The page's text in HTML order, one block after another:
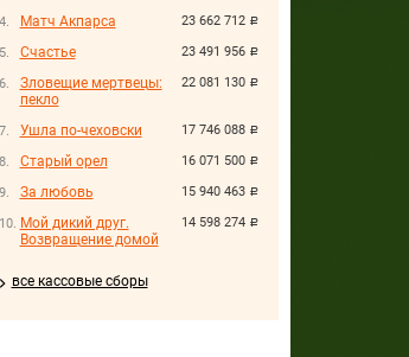
23 662 712 руб.
Матч Акпарса
23 491 956 руб.
Счастье
22 081 130 руб.
Зловещие мертвецы:
пекло
17 746 088 руб.
Ушла по-чеховски
16 071 500 руб.
Старый орел
15 940 463 руб.
За любовь
14 598 274 руб.
Мой дикий друг.
Возвращение домой
все кассовые сборы